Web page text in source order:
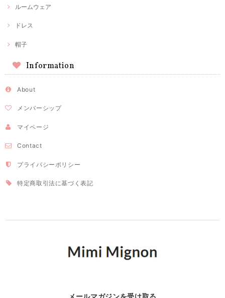
ルームウェア
ドレス
帽子
Information
About
メンバーシップ
マイページ
Contact
プライバシーポリシー
特定商取引法に基づく表記
メールマガジンを受け取る